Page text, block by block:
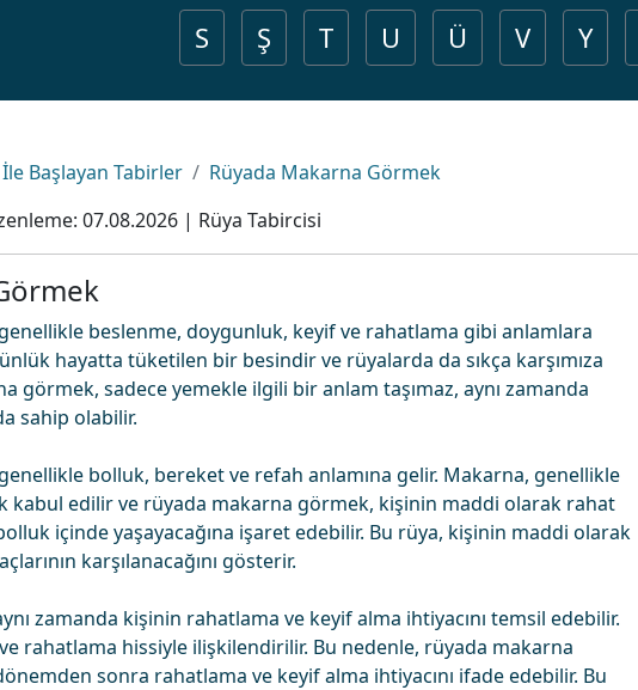
S
Ş T U Ü V Y
Başlayan Tabirler
Rüyada Makarna Görmek
07.08.2026 | Rüya Tabircisi
beslenme, doygunluk, keyif ve rahatlama gibi anlamlara
hayatta tüketilen bir besindir ve rüyalarda da sıkça karşımıza
görmek, sadece yemekle ilgili bir anlam taşımaz, aynı zamanda
sahip olabilir.
bolluk, bereket ve refah anlamına gelir. Makarna, genellikle
kabul edilir ve rüyada makarna görmek, kişinin maddi olarak rahat
içinde yaşayacağına işaret edebilir. Bu rüya, kişinin maddi olarak
karşılanacağını gösterir.
zamanda kişinin rahatlama ve keyif alma ihtiyacını temsil edebilir.
rahatlama hissiyle ilişkilendirilir. Bu nedenle, rüyada makarna
sonra rahatlama ve keyif alma ihtiyacını ifade edebilir. Bu